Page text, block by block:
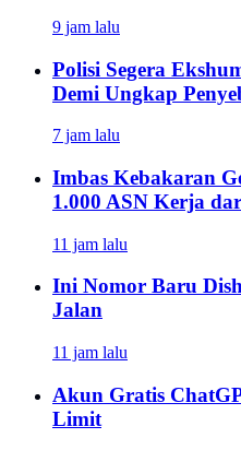
9 jam lalu
Polisi Segera
Demi Ungkap
7 jam lalu
Imbas Kebakaran
1.000 ASN Kerja
11 jam lalu
Ini Nomor Baru
Jalan
11 jam lalu
Akun Gratis
Limit